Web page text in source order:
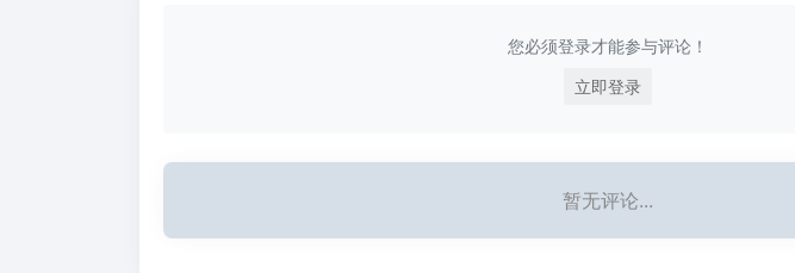
您必须登录才能参与评论！
立即登录
暂无评论...